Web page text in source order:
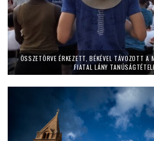
ÖSSZETÖRVE ÉRKEZETT, BÉKÉVEL TÁVOZOTT A
FIATAL LÁNY